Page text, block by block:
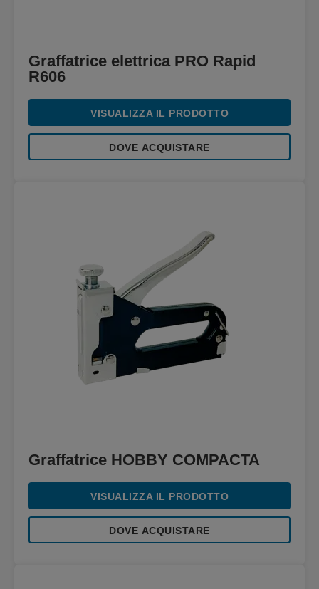
Graffatrice elettrica PRO Rapid
R606
VISUALIZZA IL PRODOTTO
DOVE ACQUISTARE
Graffatrice HOBBY COMPACTA
VISUALIZZA IL PRODOTTO
DOVE ACQUISTARE